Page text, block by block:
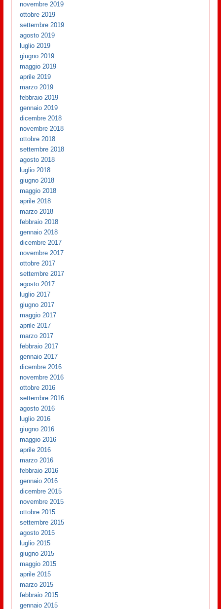
novembre 2019
ottobre 2019
settembre 2019
agosto 2019
luglio 2019
giugno 2019
maggio 2019
aprile 2019
marzo 2019
febbraio 2019
gennaio 2019
dicembre 2018
novembre 2018
ottobre 2018
settembre 2018
agosto 2018
luglio 2018
giugno 2018
maggio 2018
aprile 2018
marzo 2018
febbraio 2018
gennaio 2018
dicembre 2017
novembre 2017
ottobre 2017
settembre 2017
agosto 2017
luglio 2017
giugno 2017
maggio 2017
aprile 2017
marzo 2017
febbraio 2017
gennaio 2017
dicembre 2016
novembre 2016
ottobre 2016
settembre 2016
agosto 2016
luglio 2016
giugno 2016
maggio 2016
aprile 2016
marzo 2016
febbraio 2016
gennaio 2016
dicembre 2015
novembre 2015
ottobre 2015
settembre 2015
agosto 2015
luglio 2015
giugno 2015
maggio 2015
aprile 2015
marzo 2015
febbraio 2015
gennaio 2015